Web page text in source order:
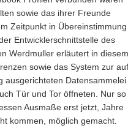
sowie das ihrer Freunde
Zeitpunkt in Übereinstimmung
Entwicklerschnittstelle des
Werdmuller erläutert in diesem
sowie das System zur auf
ausgerichteten Datensammelei
Tür und Tor öffneten. Nur so
Ausmaße erst jetzt, Jahre
kommen, möglich gemacht.